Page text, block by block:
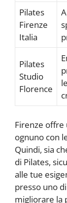
Pilates
Firenze
Italia
Pilates
Studio
Florence
Firenze offre
ognuno con
Quindi, sia
di Pilates,
alle tue
presso uno
migliorare la